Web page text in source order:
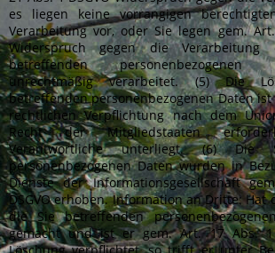
es liegen keine vorrangigen
Verarbeitung vor, oder Sie legen gem.
Widerspruch gegen die
betreffenden
unrechtmäßig verarbeitet. (5) Die
betreffenden personenbezogenen Daten
rechtlichen Verpflichtung nach dem
Recht der Mitgliedstaaten
Verantwortliche unterliegt. (6) Die
personenbezogenen Daten wurden in
Dienste der Informationsgesellschaft
DSGVO erhoben. Information an Dritte: Hat
die Sie betreffenden
gemacht und ist er gem. Art. 17 Abs. 1